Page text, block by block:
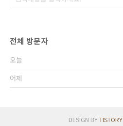
전체 방문자
오늘
어제
DESIGN BYTISTORY